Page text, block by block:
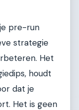
pre-run
strategie
Het
houdt
dat je
Het is geen